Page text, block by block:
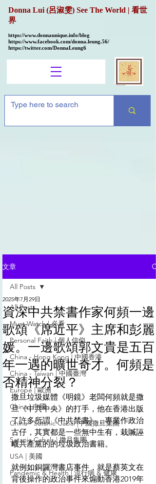
Donna Lui (呂淑雯) See The World | 看世
界
https://www.donnaunique.info/blog
https://www.facebook.com/donna.leung.56/
https://twitter.com/DonnaLeung6
文章
All Posts
Must Watch | 必看
Personal Faith | 個人信仰
China - Hong Kong | 中國香港
China - Taiwan | 中國臺灣
Europe | 歐洲
China | 中國
China - Satanic Cabal |中國撒旦集團
Satanic Cabals | 撒旦集團
USA | 美國
Pandemic & Health | 流行病 & 健康
All Posts
資深中共禁書作家何頻一邊
歌頌《席近平》主席和彭麗
媛。一邊歌頌郭文貴是五百
年一遇的曠世奇才。何頻是
否精神分裂？
2025年7月29日
撒旦垃圾媒體《明鏡》老闆何頻就是撒
旦《中共中央》的打手，他在香港出版
了許多所謂《中共禁書》，專業作政治
古仔，其實都是一些無中生有，栽贓誣
衊共產黨的的垃圾政治書籍。
就例如銅鑼灣書店事件，就是蔡英文在
背後操作的政治事件來煽動香港2019年